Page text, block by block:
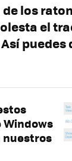
los
el
nuestros